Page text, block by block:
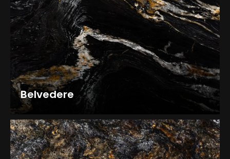
Belvedere